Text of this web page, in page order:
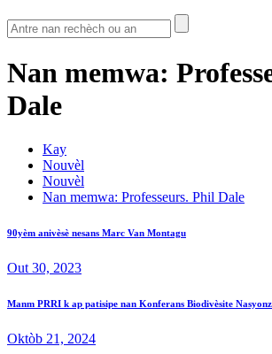
Nan memwa:
Dale
Kay
Nouvèl
Nouvèl
Nan memwa: Professeurs. Phil Dale
90yèm anivèsè nesans Marc Van Montagu
Out 30, 2023
Manm PRRI k ap patisipe nan Konferans Biodivèsite
Oktòb 21, 2024